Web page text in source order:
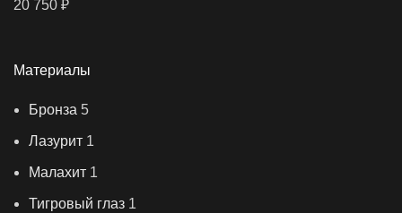
Материалы
Бронза 5
Лазурит 1
Малахит 1
Тигровый глаз 1
20 750 ₽